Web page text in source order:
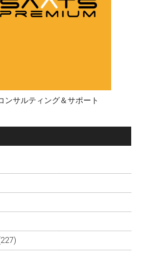
ンサルティング＆サポート